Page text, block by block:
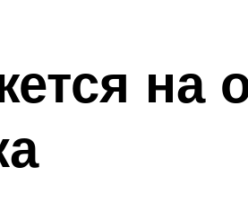
на